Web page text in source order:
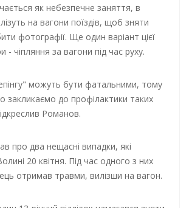
як небезпечне заняття, в
на вагони поїздів, щоб зняти
фотографії. Ще один варіант цієї
- чіпляння за вагони під час руху.
можуть бути фатальними, тому
закликаємо до профілактики таких
Романов.
про два нещасні випадки, які
20 квітня. Під час одного з них
отримав травми, вилізши на вагон.